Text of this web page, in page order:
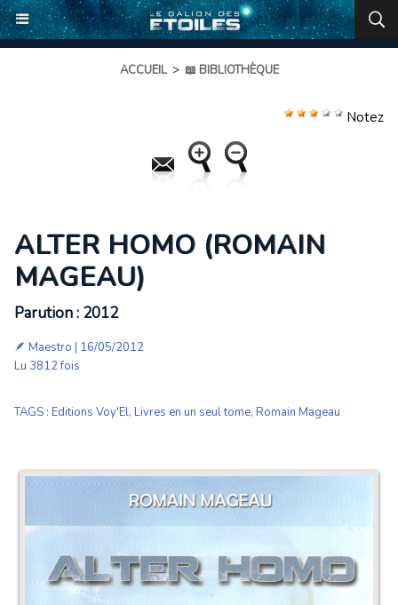
ACCUEIL > 📖 BIBLIOTHÈQUE
Notez
ALTER HOMO (ROMAIN
MAGEAU)
Parution : 2012
🪶 Maestro | 16/05/2012
Lu 3812 fois
TAGS : Editions Voy'El, Livres en un seul tome, Romain Mageau